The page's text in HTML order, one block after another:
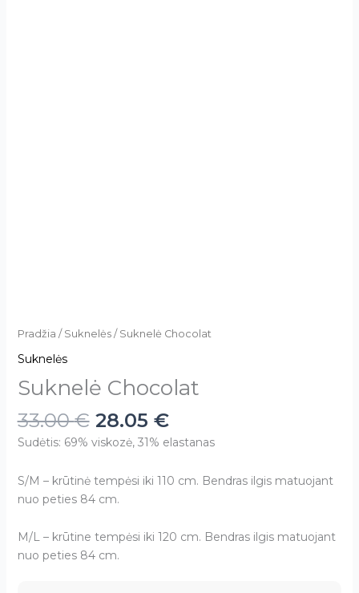
Pradžia / Suknelės/ Suknelė Chocolat
Suknelės
Suknelė Chocolat
33.00€ 28.05 €
Sudėtis: 69% viskozė, 31% elastanas
S/M – krūtinė tempėsi iki 110 cm. Bendras ilgis matuojant
nuo peties 84 cm.
M/L – krūtine tempėsi iki 120 cm. Bendras ilgis matuojant
nuo peties 84 cm.